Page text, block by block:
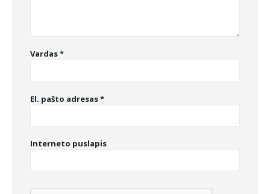
Vardas*
El. pašto adresas*
Interneto puslapis